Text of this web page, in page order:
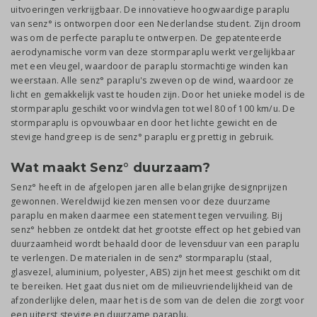
uitvoeringen verkrijgbaar. De innovatieve hoogwaardige paraplu
van senz° is ontworpen door een Nederlandse student. Zijn droom
was om de perfecte paraplu te ontwerpen. De gepatenteerde
aerodynamische vorm van deze stormparaplu werkt vergelijkbaar
met een vleugel, waardoor de paraplu stormachtige winden kan
weerstaan. Alle senz° paraplu's zweven op de wind, waardoor ze
licht en gemakkelijk vast te houden zijn. Door het unieke model is de
stormparaplu geschikt voor windvlagen tot wel 80 of 100 km/u. De
stormparaplu is opvouwbaar en door het lichte gewicht en de
stevige handgreep is de senz° paraplu erg prettig in gebruik.
Wat maakt Senz° duurzaam?
Senz° heeft in de afgelopen jaren alle belangrijke designprijzen
gewonnen. Wereldwijd kiezen mensen voor deze duurzame
paraplu en maken daarmee een statement tegen vervuiling. Bij
senz° hebben ze ontdekt dat het grootste effect op het gebied van
duurzaamheid wordt behaald door de levensduur van een paraplu
te verlengen. De materialen in de senz° stormparaplu (staal,
glasvezel, aluminium, polyester, ABS) zijn het meest geschikt om dit
te bereiken. Het gaat dus niet om de milieuvriendelijkheid van de
afzonderlijke delen, maar het is de som van de delen die zorgt voor